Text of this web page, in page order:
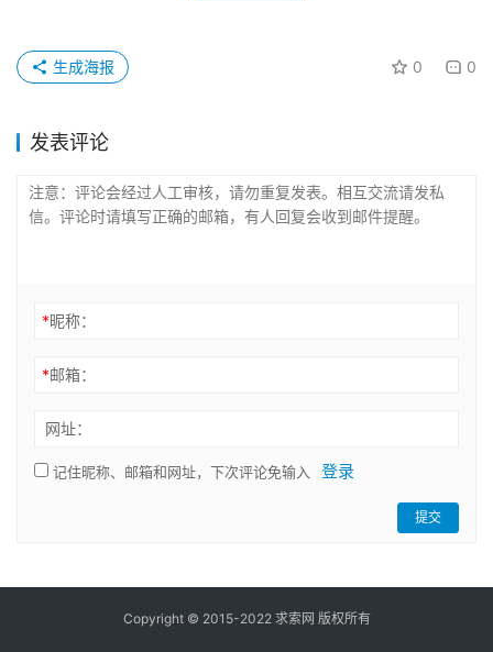
0 0
生成海报
发表评论
*昵称：
*邮箱：
网址：
记住昵称、邮箱和网址，下次评论免输入 登录
提交
Copyright © 2015-2022 求索网 版权所有